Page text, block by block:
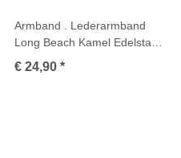
Armband . Lederarmband
Long Beach Kamel Edelstahl
poliert . M01704
€ 24,90 *